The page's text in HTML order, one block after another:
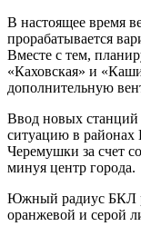
В настоящее время
прорабатывается
Вместе с тем,
«Каховская» и
дополнительную
Ввод новых станций
ситуацию в районах
Черемушки за счет
минуя центр города.
Южный радиус БКЛ
оранжевой и серой